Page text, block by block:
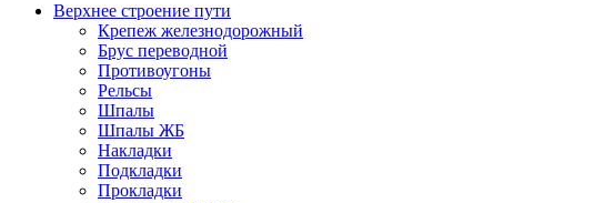
Верхнее строение пути
Крепеж железнодорожный
Брус переводной
Противоугоны
Рельсы
Шпалы
Шпалы ЖБ
Накладки
Подкладки
Прокладки